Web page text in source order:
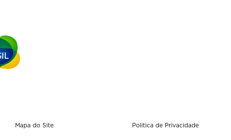
Mapa do Site Politica de Privacidade